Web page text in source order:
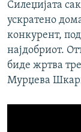
Силеџијата
ускратено
конкурент,
најдобриот.
биде жртва
Мурџева